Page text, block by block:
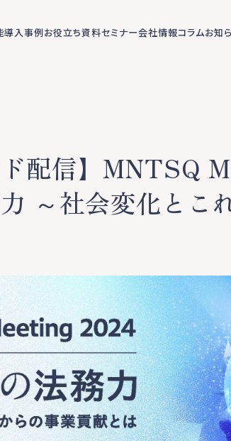
導入事例お役立ち資料セミナー会社情報コラムお知
ド配信】MNTSQ
～社会変化とこ